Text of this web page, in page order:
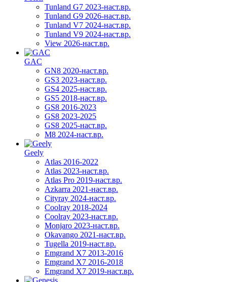
Tunland G7 2023-наст.вр.
Tunland G9 2026-наст.вр.
Tunland V7 2024-наст.вр.
Tunland V9 2024-наст.вр.
View 2026-наст.вр.
GAC
GN8 2020-наст.вр.
GS3 2023-наст.вр.
GS4 2025-наст.вр.
GS5 2018-наст.вр.
GS8 2016-2023
GS8 2023-2025
GS8 2025-наст.вр.
M8 2024-наст.вр.
Geely
Atlas 2016-2022
Atlas 2023-наст.вр.
Atlas Pro 2019-наст.вр.
Azkarra 2021-наст.вр.
Cityray 2024-наст.вр.
Coolray 2018-2024
Coolray 2023-наст.вр.
Monjaro 2023-наст.вр.
Okavango 2021-наст.вр.
Tugella 2019-наст.вр.
Emgrand Х7 2013-2016
Emgrand X7 2016-2018
Emgrand X7 2019-наст.вр.